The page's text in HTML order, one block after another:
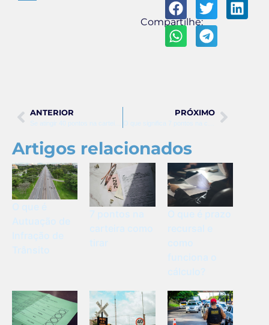
Compartilhe:
ANTERIOR PRÓXIMO
Artigos relacionados